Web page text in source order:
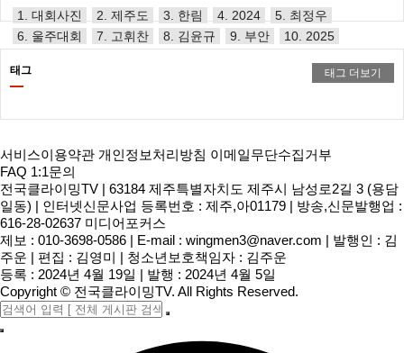
1. 대회사진 2. 제주도 3. 한림 4. 2024
5. 최정우
6. 울주대회
7. 고휘찬 8. 김윤규 9. 부안 10. 2025
태그 태그 더보기
서비스이용약관 개인정보처리방침 이메일무단수집거부
FAQ 1:1문의
전국클라이밍TV | 63184 제주특별자치도 제주시 남성로2길 3 (용담
일동) | 인터넷신문사업 등록번호 : 제주,아01179 | 방송,신문발행업 :
616-28-02637 미디어포커스
제보 : 010-3698-0586 | E-mail : wingmen3@naver.com | 발행인 : 김
주운 | 편집 : 김영미 | 청소년보호책임자 : 김주운
등록 : 2024년 4월 19일 | 발행 : 2024년 4월 5일
Copyright © 전국클라이밍TV. All Rights Reserved.